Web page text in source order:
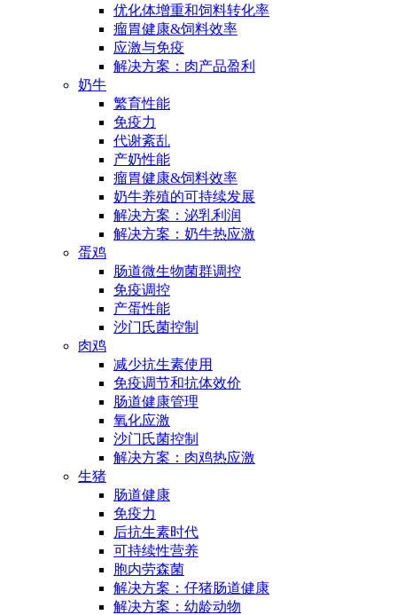
优化体增重和饲料转化率
瘤胃健康&饲料效率
应激与免疫
解决方案：肉产品盈利
奶牛
繁育性能
免疫力
代谢紊乱
产奶性能
瘤胃健康&饲料效率
奶牛养殖的可持续发展
解决方案：泌乳利润
解决方案：奶牛热应激
蛋鸡
肠道微生物菌群调控
免疫调控
产蛋性能
沙门氏菌控制
肉鸡
减少抗生素使用
免疫调节和抗体效价
肠道健康管理
氧化应激
沙门氏菌控制
解决方案：肉鸡热应激
生猪
肠道健康
免疫力
后抗生素时代
可持续性营养
胞内劳森菌
解决方案：仔猪肠道健康
解决方案：幼龄动物